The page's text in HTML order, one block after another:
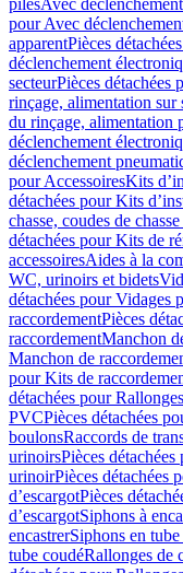
pilesAvec
pour Avec
apparentPièces
déclenchement
secteurPièces détachées
rinçage, alimentation sur
du rinçage, alimentation
déclenchement
déclenchement
pour AccessoiresKits
détachées pour Kits
chasse, coudes de
détachées pour Kits de
accessoiresAides à la
WC, urinoirs et bidets
détachées pour Vidages
raccordementPièces
raccordementManchon
Manchon de
pour Kits de
détachées pour
PVCPièces détachées
boulonsRaccords de
urinoirsPièces
urinoirPièces détachées
d’escargotPièces
d’escargotSiphons à
encastrerSiphons en
tube coudéRallonges de